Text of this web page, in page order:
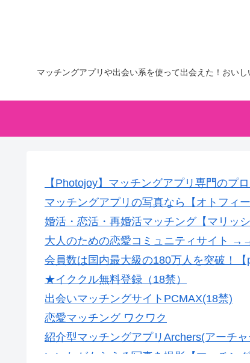
マッチングアプリや出会い系を使って出会えた！おい
【Photojoy】マッチングアプリ専門のプ
マッチングアプリの写真なら【オトフィー
婚活・恋活・再婚活マッチング【マリッ
大人のための恋愛コミュニティサイト
会員数は国内最大級の180万人を突破！【
★イククル無料登録（18禁）
出会いマッチングサイトPCMAX(18禁)
恋愛マッチング ワクワク
紹介型マッチングアプリArchers(アーチ
いいねがもらえる写真を撮影【マッチング